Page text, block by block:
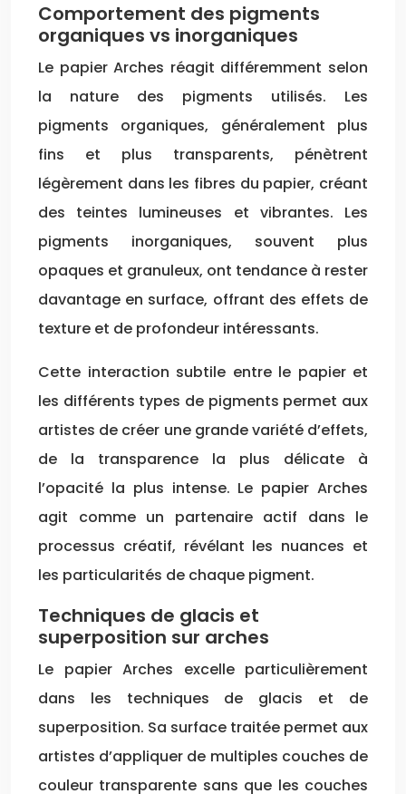
Comportement des pigments
organiques vs inorganiques
Le papier Arches réagit différemment selon
la nature des pigments utilisés. Les
pigments organiques, généralement plus
fins et plus transparents, pénètrent
légèrement dans les fibres du papier, créant
des teintes lumineuses et vibrantes. Les
pigments inorganiques, souvent plus
opaques et granuleux, ont tendance à rester
davantage en surface, offrant des effets de
texture et de profondeur intéressants.
Cette interaction subtile entre le papier et
les différents types de pigments permet aux
artistes de créer une grande variété d’effets,
de la transparence la plus délicate à
l’opacité la plus intense. Le papier Arches
agit comme un partenaire actif dans le
processus créatif, révélant les nuances et
les particularités de chaque pigment.
Techniques de glacis et
superposition sur arches
Le papier Arches excelle particulièrement
dans les techniques de glacis et de
superposition. Sa surface traitée permet aux
artistes d’appliquer de multiples couches de
couleur transparente sans que les couches